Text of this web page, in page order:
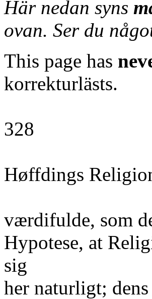
Här nedan syns
ovan. Ser du
This page has
korrekturlästs.
328
Høffdings
værdifulde, som
Hypotese, at
sig
her naturligt;